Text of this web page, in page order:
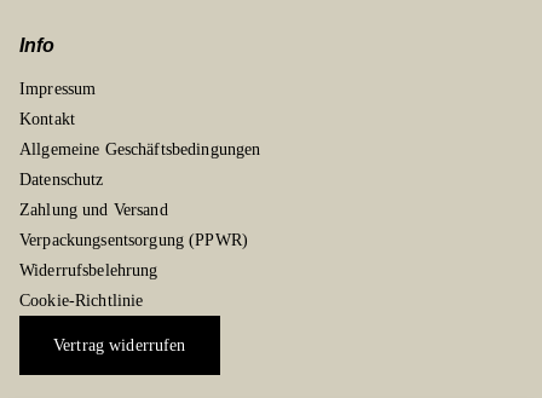
Info
Impressum
Kontakt
Allgemeine Geschäftsbedingungen
Datenschutz
Zahlung und Versand
Verpackungsentsorgung (PPWR)
Widerrufsbelehrung
Cookie-Richtlinie
Vertrag widerrufen